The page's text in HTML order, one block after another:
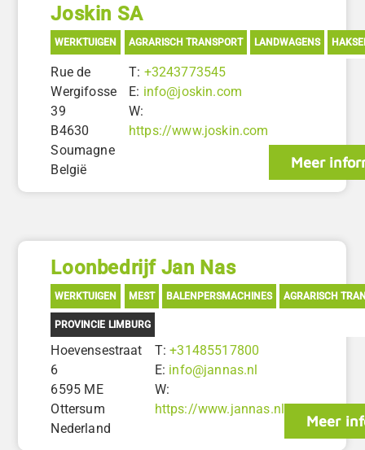
Joskin SA
WERKTUIGEN AGRARISCH TRANSPORT LANDWAGENS
Rue de
Wergifosse
39
B4630
Soumagne
België
T: +3243773545
E: info@joskin.com
W:
https://www.joskin.com
Meer
Loonbedrijf Jan Nas
WERKTUIGEN MEST BALENPERSMACHINES AGRARISCH
PROVINCIE LIMBURG
Hoevensestraat
6
6595 ME
Ottersum
Nederland
T:+31485517800
E: info@jannas.nl
W:
https://www.jannas.nl
Meer